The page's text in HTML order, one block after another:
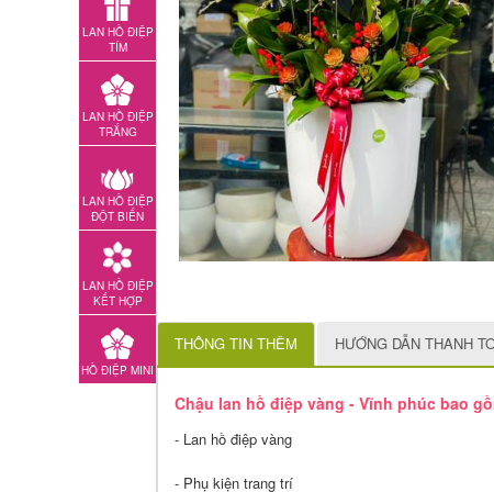
LAN HỒ ĐIỆP
TÍM
LAN HỒ ĐIỆP
TRẮNG
LAN HỒ ĐIỆP
ĐỘT BIẾN
LAN HỒ ĐIỆP
KẾT HỢP
HỒ ĐIỆP MINI
THÔNG TIN THÊM HƯỚNG DẪN THANH
Chậu lan hồ điệp vàng - Vĩnh phúc bao
- Lan hồ điệp vàng
- Phụ kiện trang trí